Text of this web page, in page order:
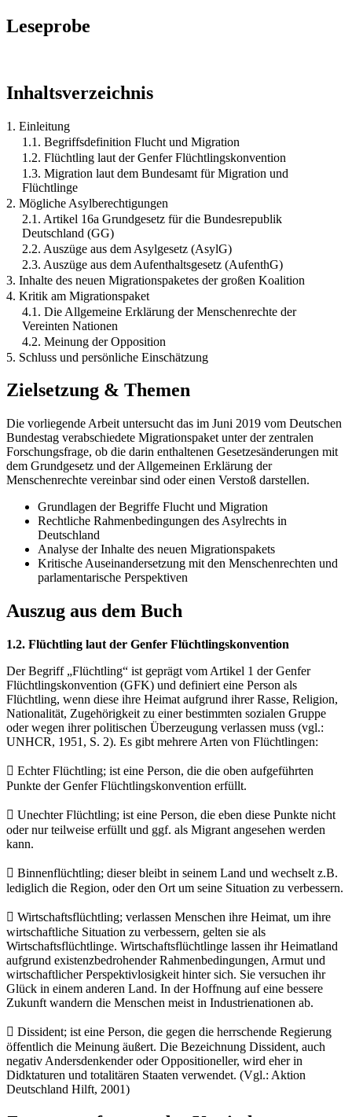
Leseprobe
Inhaltsverzeichnis
1. Einleitung
1.1. Begriffsdefinition Flucht und Migration
1.2. Flüchtling laut der Genfer Flüchtlingskonvention
1.3. Migration laut dem Bundesamt für Migration und
Flüchtlinge
2. Mögliche Asylberechtigungen
2.1. Artikel 16a Grundgesetz für die Bundesrepublik
Deutschland (GG)
2.2. Auszüge aus dem Asylgesetz (AsylG)
2.3. Auszüge aus dem Aufenthaltsgesetz (AufenthG)
3. Inhalte des neuen Migrationspaketes der großen Koalition
4. Kritik am Migrationspaket
4.1. Die Allgemeine Erklärung der Menschenrechte der
Vereinten Nationen
4.2. Meinung der Opposition
5. Schluss und persönliche Einschätzung
Zielsetzung & Themen
Die vorliegende Arbeit untersucht das im Juni 2019 vom Deutschen
Bundestag verabschiedete Migrationspaket unter der zentralen
Forschungsfrage, ob die darin enthaltenen Gesetzesänderungen mit
dem Grundgesetz und der Allgemeinen Erklärung der
Menschenrechte vereinbar sind oder einen Verstoß darstellen.
Grundlagen der Begriffe Flucht und Migration
Rechtliche Rahmenbedingungen des Asylrechts in
Deutschland
Analyse der Inhalte des neuen Migrationspakets
Kritische Auseinandersetzung mit den Menschenrechten und
parlamentarische Perspektiven
Auszug aus dem Buch
1.2. Flüchtling laut der Genfer Flüchtlingskonvention
Der Begriff „Flüchtling“ ist geprägt vom Artikel 1 der Genfer
Flüchtlingskonvention (GFK) und definiert eine Person als
Flüchtling, wenn diese ihre Heimat aufgrund ihrer Rasse, Religion,
Nationalität, Zugehörigkeit zu einer bestimmten sozialen Gruppe
oder wegen ihrer politischen Überzeugung verlassen muss (vgl.:
UNHCR, 1951, S. 2). Es gibt mehrere Arten von Flüchtlingen:
 Echter Flüchtling; ist eine Person, die die oben aufgeführten
Punkte der Genfer Flüchtlingskonvention erfüllt.
 Unechter Flüchtling; ist eine Person, die eben diese Punkte nicht
oder nur teilweise erfüllt und ggf. als Migrant angesehen werden
kann.
 Binnenflüchtling; dieser bleibt in seinem Land und wechselt z.B.
lediglich die Region, oder den Ort um seine Situation zu verbessern.
 Wirtschaftsflüchtling; verlassen Menschen ihre Heimat, um ihre
wirtschaftliche Situation zu verbessern, gelten sie als
Wirtschaftsflüchtlinge. Wirtschaftsflüchtlinge lassen ihr Heimatland
aufgrund existenzbedrohender Rahmenbedingungen, Armut und
wirtschaftlicher Perspektivlosigkeit hinter sich. Sie versuchen ihr
Glück in einem anderen Land. In der Hoffnung auf eine bessere
Zukunft wandern die Menschen meist in Industrienationen ab.
 Dissident; ist eine Person, die gegen die herrschende Regierung
öffentlich die Meinung äußert. Die Bezeichnung Dissident, auch
negativ Andersdenkender oder Oppositioneller, wird eher in
Didktaturen und totalitären Staaten verwendet. (Vgl.: Aktion
Deutschland Hilft, 2001)